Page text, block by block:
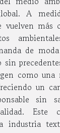
A
vuelven más
de
como una
un
sin
Este
industria